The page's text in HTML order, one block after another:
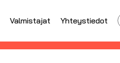
Valmistajat Yhteystiedot